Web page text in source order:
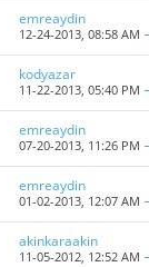
emreaydin
12-24-2013,08:58 AM
kodyazar
11-22-2013,05:40 PM
emreaydin
07-20-2013, 11:26 PM
emreaydin
01-02-2013, 12:07 AM
akinkaraakin
11-05-2012, 12:52 AM